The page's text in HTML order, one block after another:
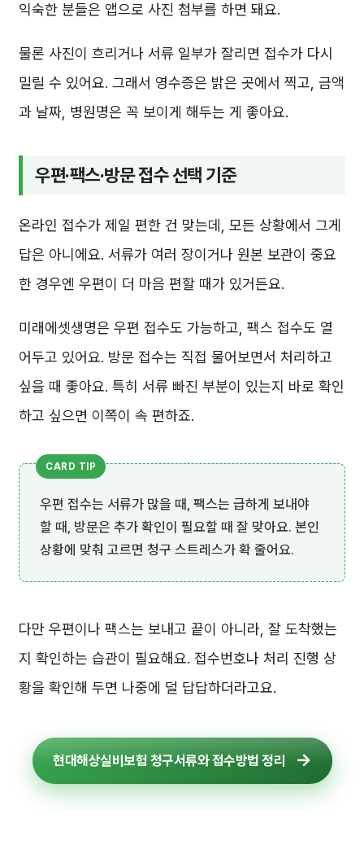
익숙한 분들은 앱으로 사진 첨부를 하면 돼요.
물론 사진이 흐리거나 서류 일부가 잘리면 접수가 다시
밀릴 수 있어요. 그래서 영수증은 밝은 곳에서 찍고, 금액
과 날짜, 병원명은 꼭 보이게 해두는 게 좋아요.
우편·팩스·방문 접수 선택 기준
온라인 접수가 제일 편한 건 맞는데, 모든 상황에서 그게
답은 아니에요. 서류가 여러 장이거나 원본 보관이 중요
한 경우엔 우편이 더 마음 편할 때가 있거든요.
미래에셋생명은 우편 접수도 가능하고, 팩스 접수도 열
어두고 있어요. 방문 접수는 직접 물어보면서 처리하고
싶을 때 좋아요. 특히 서류 빠진 부분이 있는지 바로 확인
하고 싶으면 이쪽이 속 편하죠.
우편 접수는 서류가 많을 때, 팩스는 급하게 보내야
할 때, 방문은 추가 확인이 필요할 때 잘 맞아요. 본인
상황에 맞춰 고르면 청구 스트레스가 확 줄어요.
다만 우편이나 팩스는 보내고 끝이 아니라, 잘 도착했는
지 확인하는 습관이 필요해요. 접수번호나 처리 진행 상
황을 확인해 두면 나중에 덜 답답하더라고요.
현대해상실비보험 청구서류와 접수방법 정리